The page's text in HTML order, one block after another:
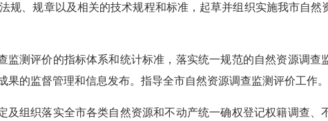
规、规章以及相关的技术规程和标准，起草并组织实施我市自然
测评价的指标体系和统计标准，落实统一规范的自然资源调查
的监督管理和信息发布。指导全市自然资源调查监测评价工作。
组织落实全市各类自然资源和不动产统一确权登记权籍调查、